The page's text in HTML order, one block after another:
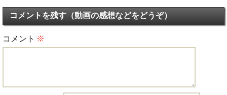
コメントを残す（動画の感想などをどうぞ）
コメント ※